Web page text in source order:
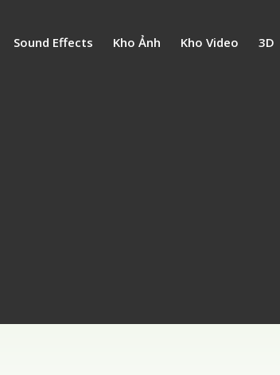
Sound Effects Kho Ảnh Kho Video 3D